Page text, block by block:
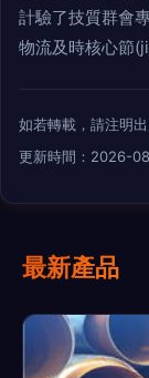
計驗了技質群會
物流及時核心節
如若轉載，請注明
更新時間：2026-
最新產品